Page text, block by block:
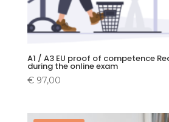
A1 / A3 EU proof of competence
during the online exam
€97,00